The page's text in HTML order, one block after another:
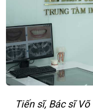
Tiến sĩ, Bác sĩ